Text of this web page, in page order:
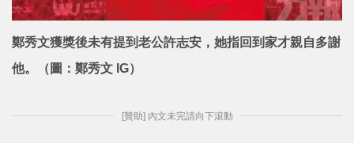
鄭秀文獲獎後未有提到老公許志安，她指回到家才親自多謝
他。（圖：鄭秀文 IG）
[贊助] 內文未完請向下滾動